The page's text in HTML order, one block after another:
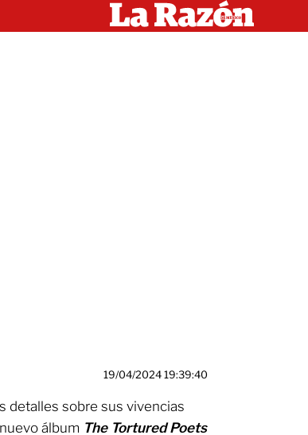
19/04/2024 19:39:40
detalles sobre sus vivencias
álbum The Tortured Poets